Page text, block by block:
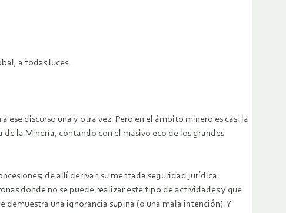
a todas luces.
discurso una y otra vez. Pero en el ámbito minero es casi la
la Minería, contando con el masivo eco de los grandes
de allí derivan su mentada seguridad jurídica.
donde no se puede realizar este tipo de actividades y que
una ignorancia supina (o una mala intención). Y